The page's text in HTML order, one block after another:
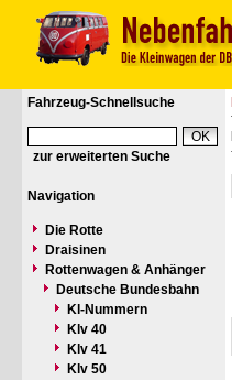
Fahrzeug-Schnellsuche
zur erweiterten Suche
Navigation
Die Rotte
Draisinen
Rottenwagen & Anhänger
Deutsche Bundesbahn
Kl-Nummern
Klv 40
Klv 41
Klv 50